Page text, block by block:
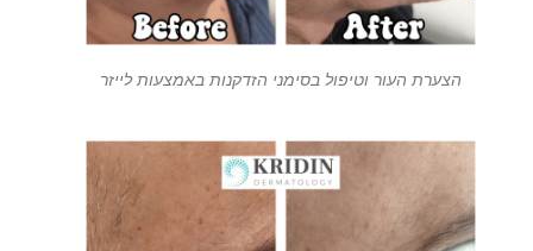
הצערת העור וטיפול בסימני הזדקנות באמצעות לייזר